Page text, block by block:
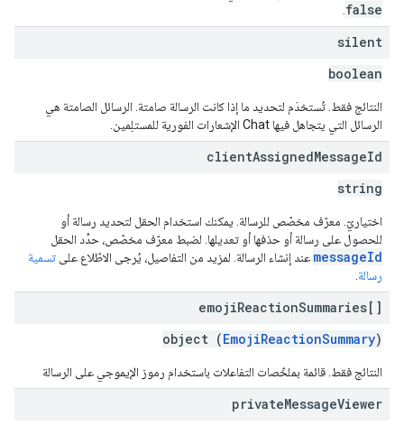
false
silent
boolean
النتائج فقط. تُستخدَم لتحديد ما إذا كانت الرسالة صامتة. الرسائل الصامتة هي
الرسائل التي يتجاهل فيها Chat الإشعارات الفورية للمستلِمين.
clientAssignedMessageId
string
اختياريّ. معرّف مخصّص للرسالة. يمكنك استخدام الحقل لتحديد رسالة أو
للحصول على رسالة أو حذفها أو تعديلها. لضبط معرّف مخصّص، حدِّد الحقل
messageId عند إنشاء الرسالة. لمزيد من التفاصيل، يُرجى الاطّلاع على تسمية
رسالة
emojiReactionSummaries[]
object (EmojiReactionSummary)
النتائج فقط. قائمة بملخّصات التفاعلات باستخدام رموز الإيموجي على الرسالة
privateMessageViewer